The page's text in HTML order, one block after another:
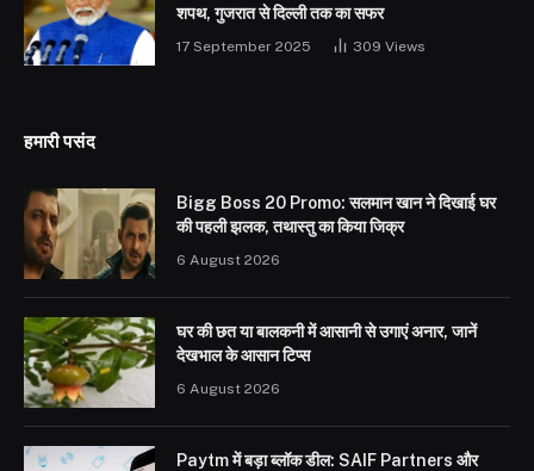
शपथ, गुजरात से दिल्ली तक का सफर
17 September 2025 309 Views
हमारी पसंद
Bigg Boss 20 Promo: सलमान खान ने दिखाई घर
की पहली झलक, तथास्तु का किया जिक्र
6 August 2026
घर की छत या बालकनी में आसानी से उगाएं अनार, जानें
देखभाल के आसान टिप्स
6 August 2026
Paytm में बड़ा ब्लॉक डील: SAIF Partners और